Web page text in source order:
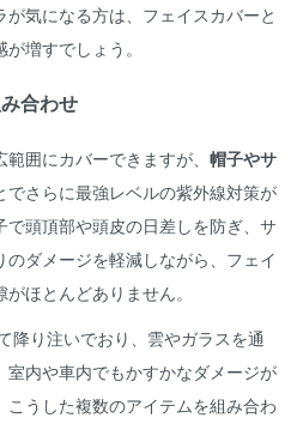
気になる方は、フェイスカバーと
増すでしょう。
合わせ
囲にカバーできますが、 帽子やサ
でさらに最強レベルの紫外線対策が
頭頂部や頭皮の日差しを防ぎ、サ
ダメージを軽減しながら、フェイ
ほとんどありません。
降り注いでおり、雲やガラスを通
内や車内でもかすかなダメージが
うした複数のアイテムを組み合わ